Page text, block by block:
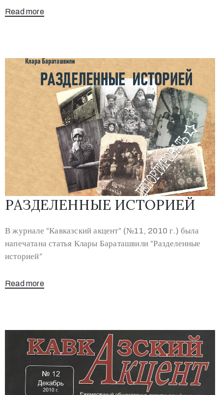
Read more
РАЗДЕЛЕННЫЕ ИСТОРИЕЙ
В журнале “Кавказский акцент” (№11, 2010 г.) была
напечатана статья Клары Бараташвили “Разделенные
историей”
Read more